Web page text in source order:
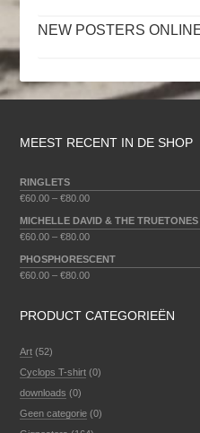
NEW POSTERS
MEEST RECENT IN DE SHOP
RINGLETS
€60.00 –€80.00
MICHELLE DAVID & THE TRUETONES
€60.00 –€80.00
PHOSPHORESCENT
€60.00 –€80.00
PRODUCT CATEGORIEËN
Art (52)
Cyclops T-shirt (0)
downloads (0)
Geen categorie (0)